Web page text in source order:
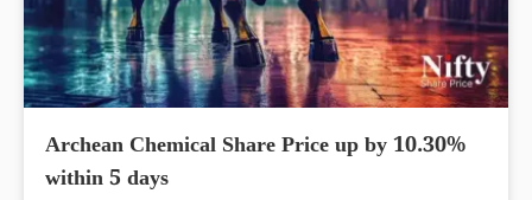
Archean Chemical Share Price up by 10.30%
within 5 days